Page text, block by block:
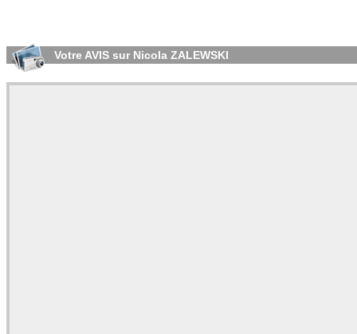
Votre AVIS sur Nicola ZALEWSKI